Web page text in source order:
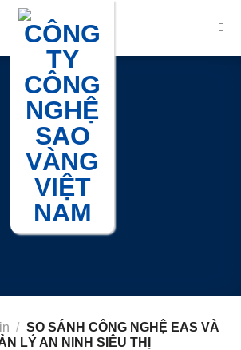
/ SO SÁNH CÔNG NGHỆ EAS VÀ
LÝ AN NINH SIÊU THỊ